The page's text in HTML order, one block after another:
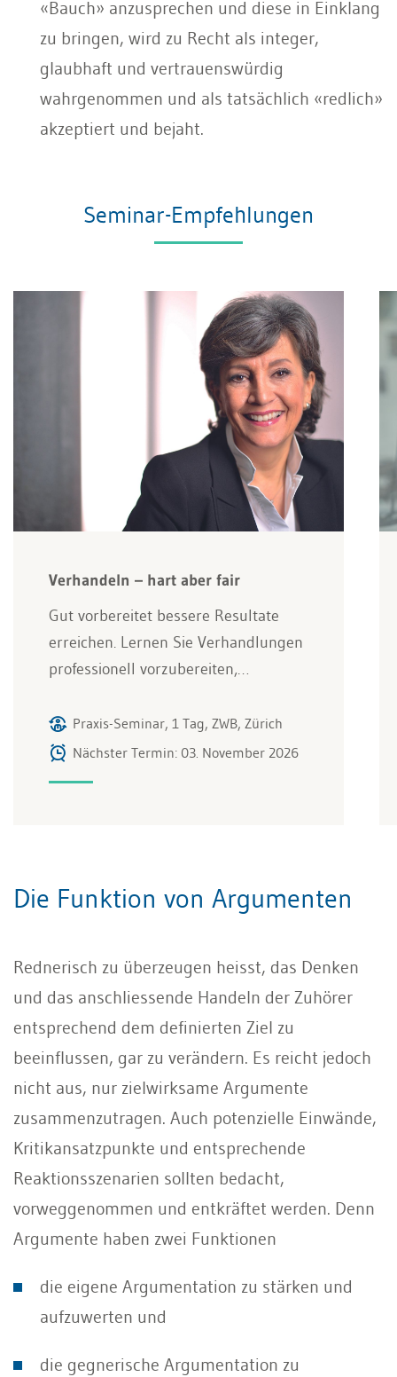
«Bauch» anzusprechen und diese in Einklang
zu bringen, wird zu Recht als integer,
glaubhaft und vertrauenswürdig
wahrgenommen und als tatsächlich «redlich»
akzeptiert und bejaht.
Seminar-Empfehlungen
Verhandeln – hart aber fair
Gut vorbereitet bessere Resultate
erreichen. Lernen Sie Verhandlungen
professionell vorzubereiten,…
Praxis-Seminar, 1 Tag, ZWB, Zürich
Nächster Termin: 03. November 2026
Die Funktion von Argumenten
Rednerisch zu überzeugen heisst, das Denken
und das anschliessende Handeln der Zuhörer
ent­sprechend dem definierten Ziel zu
beeinflussen, gar zu verändern. Es reicht jedoch
nicht aus, nur zielwirksame Argumente
zusammenzutragen. Auch potenzielle Einwände,
Kritikansatzpunkte und entsprechende
Reaktionsszenarien sollten bedacht,
vorweggenommen und entkräftet werden. Denn
Argumente haben zwei Funktionen
die eigene Argumentation zu stärken und
aufzuwerten und
die gegnerische Argumentation zu